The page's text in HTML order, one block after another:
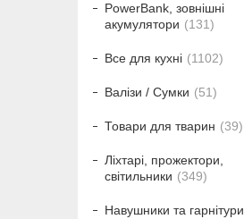
PowerBank, зовнішні
акумулятори
131
Все для кухні 1102
Валізи / Сумки 51
Товари для тварин 39
Ліхтарі, прожектори,
світильники
349
Навушники та гарнітури